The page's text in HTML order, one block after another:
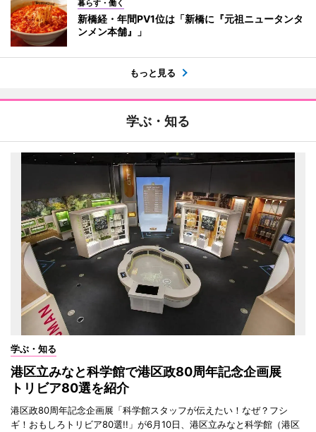
暮らす・働く
新橋経・年間PV1位は「新橋に『元祖ニュータンタ
ンメン本舗』」
もっと見る
学ぶ・知る
学ぶ・知る
港区立みなと科学館で港区政80周年記念企画展
トリビア80選を紹介
港区政80周年記念企画展「科学館スタッフが伝えたい！なぜ？フシ
ギ！おもしろトリビア80選!!」が6月10日、港区立みなと科学館（港区